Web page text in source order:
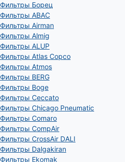
Фильтры Борец
Фильтры ABAC
Фильтры Airman
Фильтры Almig
Фильтры ALUP
Фильтры Atlas Copco
Фильтры Atmos
Фильтры BERG
Фильтры Boge
Фильтры Ceccato
Фильтры Chicago Pneumatic
Фильтры Comaro
Фильтры CompAir
Фильтры CrossAir DALI
Фильтры Dalgakiran
Фильтры Ekomak